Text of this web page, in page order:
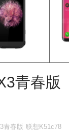
青春版
青春版 联想K51c78